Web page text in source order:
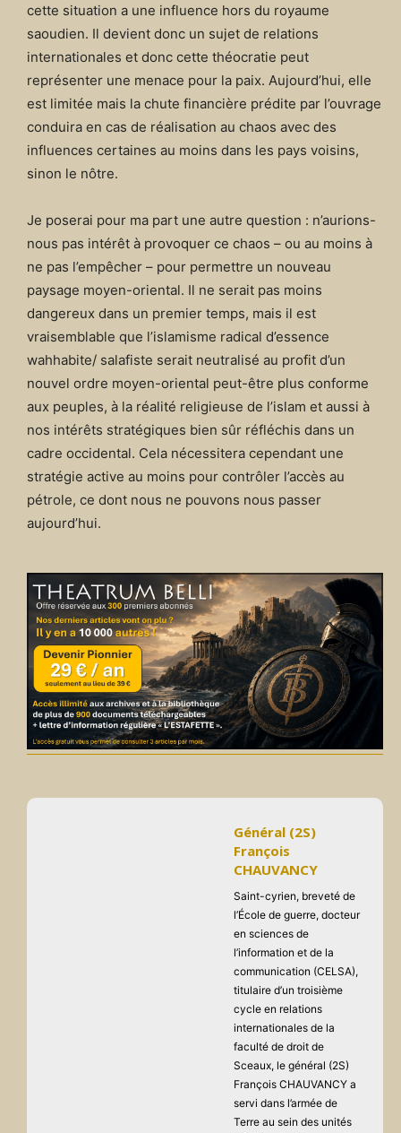
cette situation a une influence hors du royaume
saoudien. Il devient donc un sujet de relations
internationales et donc cette théocratie peut
représenter une menace pour la paix. Aujourd’hui, elle
est limitée mais la chute financière prédite par l’ouvrage
conduira en cas de réalisation au chaos avec des
influences certaines au moins dans les pays voisins,
sinon le nôtre.
Je poserai pour ma part une autre question : n’aurions-
nous pas intérêt à provoquer ce chaos – ou au moins à
ne pas l’empêcher – pour permettre un nouveau
paysage moyen-oriental. Il ne serait pas moins
dangereux dans un premier temps, mais il est
vraisemblable que l’islamisme radical d’essence
wahhabite/ salafiste serait neutralisé au profit d’un
nouvel ordre moyen-oriental peut-être plus conforme
aux peuples, à la réalité religieuse de l’islam et aussi à
nos intérêts stratégiques bien sûr réfléchis dans un
cadre occidental. Cela nécessitera cependant une
stratégie active au moins pour contrôler l’accès au
pétrole, ce dont nous ne pouvons nous passer
aujourd’hui.
Général (2S)
François
CHAUVANCY
Saint-cyrien, breveté de
l’École de guerre, docteur
en sciences de
l’information et de la
communication (CELSA),
titulaire d’un troisième
cycle en relations
internationales de la
faculté de droit de
Sceaux, le général (2S)
François CHAUVANCY a
servi dans l’armée de
Terre au sein des unités